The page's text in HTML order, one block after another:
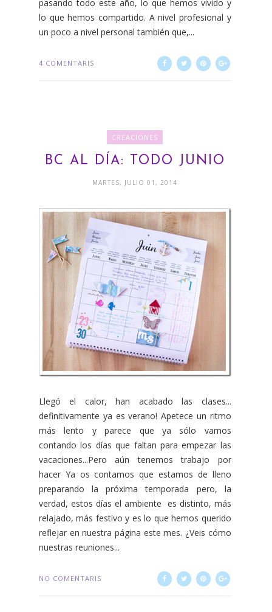
pasando todo este año, lo que hemos vivido y
lo que hemos compartido. A nivel profesional y
un poco a nivel personal también que,...
4 COMENTARIS
CREACIONES
BC AL DÍA: TODO JUNIO
MARTES, JULIO 01, 2014
Llegó el calor, han acabado las clases...
definitivamente ya es verano! Apetece un ritmo
más lento y parece que ya sólo vamos
contando los días que faltan para empezar las
vacaciones...Pero aún tenemos trabajo por
hacer Ya os contamos que estamos de lleno
preparando la próxima temporada pero, la
verdad, estos días el ambiente es distinto, más
relajado, más festivo y es lo que hemos querido
reflejar en nuestra página este mes. ¿Veis cómo
nuestras reuniones...
NO COMENTARIS